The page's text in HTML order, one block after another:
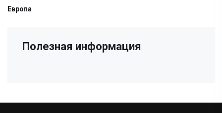
Европа
Полезная информация